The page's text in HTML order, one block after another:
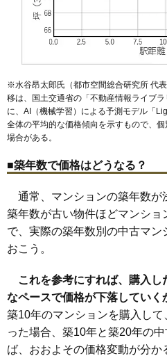
相場 1,550万円～
(19.4万円/㎡~21.9万円
マンション
無料一括査
グランコート四日市駅前
住所 三重県四日市市栄町
交通
相場 3,040万円～
マンション
無料一括査
パストラルハイム阿倉川
住所 三重県四日市市阿倉川
交通 阿倉川駅（4分）
相場 1,360万円～
(17.2万円/㎡~19.7万円/
※水谷昂太郎氏（都市空間総合研究所 代
移は、国土交通省の「不動産情報ライブラ
に、AI（機械学習）による予測モデル「
全体の平均的な価格傾向を示すもので、
場合がある。
■築年数で価格はどうなる？
通常、マンションの築年数が
築年数が古い物件ほどマンショ
で、実際の築年数別の中古マン
おこう。
これを参考にすれば、購入
なペースで価格が下落していく
築10年のマンションを購入し
った場合、築10年と築20年の
ば、おおよその価格変動が分か
九の城町
下之
諏訪栄町諏訪町平町滝川町中部
中川原西浦西松本町野田万古町
三ツ谷東町元新町安島
富田駅
あすなろう四日市駅泊駅追分駅
阿倉川駅川原町駅新正駅